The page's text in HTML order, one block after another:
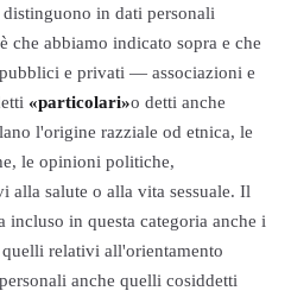
in dati personali
che abbiamo indicato sopra e che
e privati — associazioni e
«particolari»o detti anche
l'origine razziale od etnica, le
le opinioni politiche,
alla salute o alla vita sessuale. Il
in questa categoria anche i
relativi all'orientamento
anche quelli cosiddetti